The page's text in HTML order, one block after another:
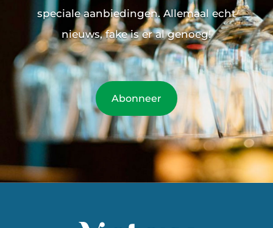
speciale aanbiedingen. Allemaal echt
nieuws, fake is er al genoeg!
Abonneer